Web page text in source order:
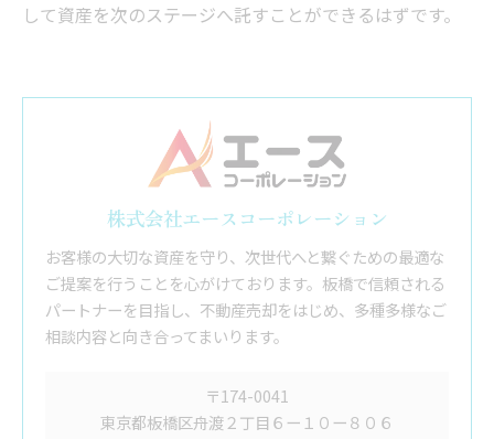
して資産を次のステージへ託すことができるはずです。
株式会社エースコーポレーション
お客様の大切な資産を守り、次世代へと繋ぐための最適な
ご提案を行うことを心がけております。板橋で信頼される
パートナーを目指し、不動産売却をはじめ、多種多様なご
相談内容と向き合ってまいります。
〒174-0041
東京都板橋区舟渡２丁目６ー１０ー８０６